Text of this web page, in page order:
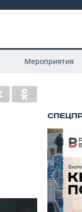
Мероприятия